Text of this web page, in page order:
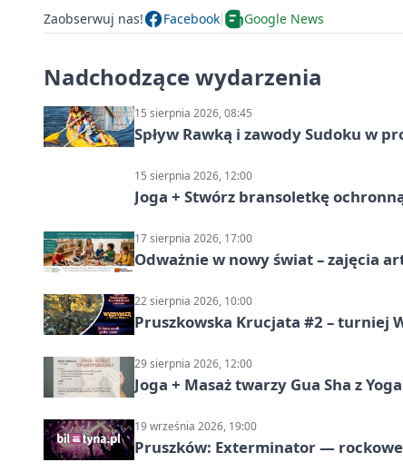
Zaobserwuj nas! Facebook Google News
Nadchodzące wydarzenia
15 sierpnia 2026, 08:45
Spływ Rawką i zawody Sudoku w
15 sierpnia 2026, 12:00
Joga + Stwórz bransoletkę
17 sierpnia 2026, 17:00
Odważnie w nowy świat – zajęcia
22 sierpnia 2026, 10:00
Pruszkowska Krucjata #2 – turniej
29 sierpnia 2026, 12:00
Joga + Masaż twarzy Gua Sha z
19 września 2026, 19:00
Pruszków: Exterminator —